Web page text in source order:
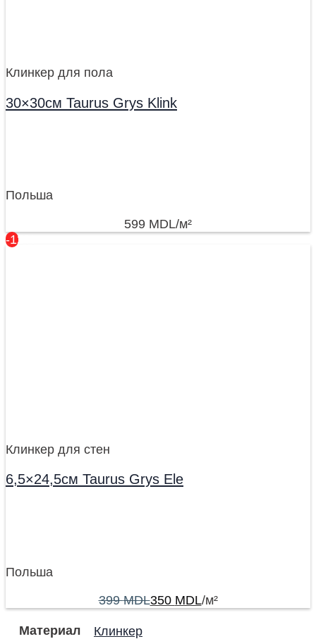
Клинкер для пола
30×30см Taurus Grys Klink
Польша
599 MDL/м²
-12%
Клинкер для стен
6,5×24,5см Taurus Grys Ele
Польша
399MDL350 MDL/м²
Материал Клинкер